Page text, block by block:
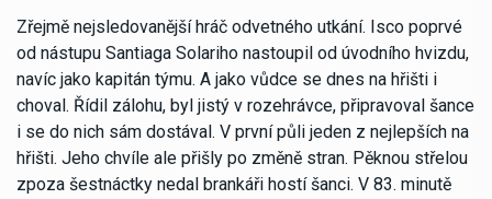
Zřejmě nejsledovanější hráč odvetného utkání. Isco poprvé
od nástupu Santiaga Solariho nastoupil od úvodního hvizdu,
navíc jako kapitán týmu. A jako vůdce se dnes na hřišti i
choval. Řídil zálohu, byl jistý v rozehrávce, připravoval šance
i se do nich sám dostával. V první půli jeden z nejlepších na
hřišti. Jeho chvíle ale přišly po změně stran. Pěknou střelou
zpoza šestnáctky nedal brankáři hostí šanci. V 83. minutě